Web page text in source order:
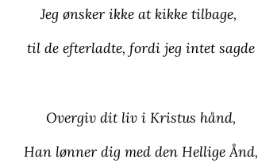
Jeg ønsker ikke at kikke tilbage,
til de efterladte, fordi jeg intet sagde
Overgiv dit liv i Kristus hånd,
Han lønner dig med den Hellige Ånd,